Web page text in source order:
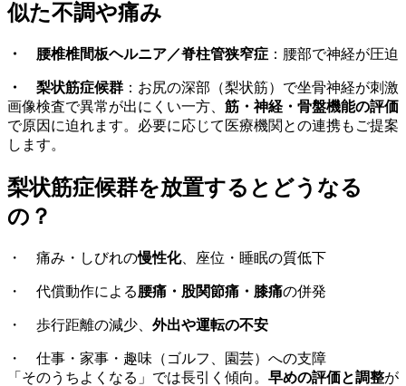
似た不調や痛み
・ 腰椎椎間板ヘルニア／脊柱管狭窄症 ：腰部で神経が圧迫
・ 梨状筋症候群 ：お尻の深部（梨状筋）で坐骨神経が刺激
画像検査で異常が出にくい一方、 筋・神経・骨盤機能の評価
で原因に迫れます。必要に応じて医療機関との連携もご提案
します。
梨状筋症候群を放置するとどうなる
の？
・ 痛み・しびれの慢性化、座位・睡眠の質低下
・ 代償動作による腰痛・股関節痛・膝痛の併発
・ 歩行距離の減少、 外出や運転の不安
・ 仕事・家事・趣味（ゴルフ、園芸）への支障
「そのうちよくなる」では長引く傾向。 早めの評価と調整が